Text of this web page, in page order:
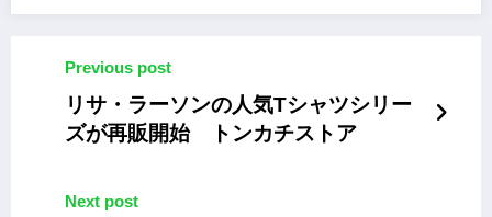
Previous post
リサ・ラーソンの人気Tシャツシリー
ズが再販開始 トンカチストア
Next post